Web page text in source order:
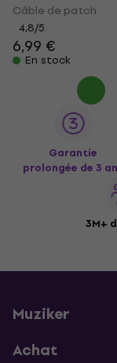
Câble de patch
4,8/5
6,99 €
En stock
Garantie
prolongée de 3
3M+
Muziker
Achat